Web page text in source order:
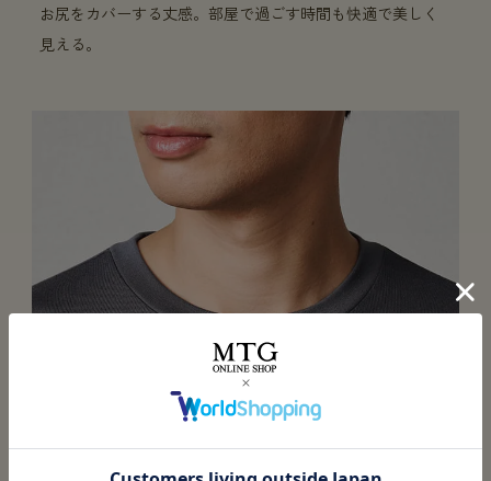
お尻をカバーする丈感。部屋で過ごす時間も快適で美しく
見える。